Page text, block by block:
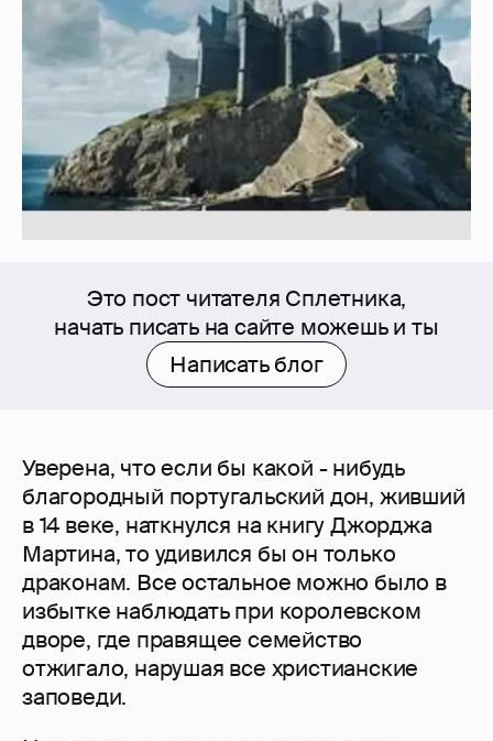
Это пост читателя Сплетника,
начать писать на сайте можешь и ты
Написать блог
Уверена, что если бы какой - нибудь
благородный португальский дон, живший
в 14 веке, наткнулся на книгу Джорджа
Мартина, то удивился бы он только
драконам. Все остальное можно было в
избытке наблюдать при королевском
дворе, где правящее семейство
отжигало, нарушая все христианские
заповеди.